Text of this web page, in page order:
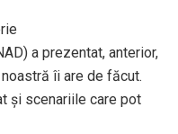
a prezentat, anterior,
îi are de făcut.
și scenariile care pot